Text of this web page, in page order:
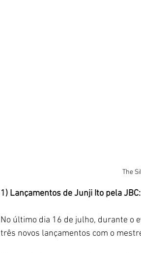
The
1) Lançamentos de Junji Ito pela JBC:
No último dia 16 de julho, durante o
três novos lançamentos com o